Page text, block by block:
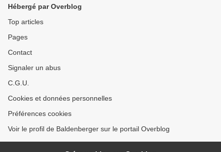
Hébergé par Overblog
Top articles
Pages
Contact
Signaler un abus
C.G.U.
Cookies et données personnelles
Préférences cookies
Voir le profil de Baldenberger sur le portail Overblog